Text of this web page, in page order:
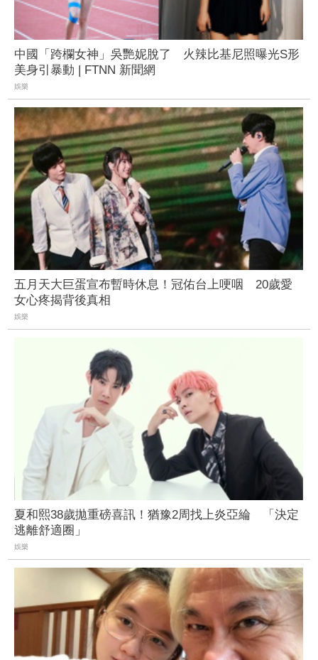
中國「跨欄女神」吳艷妮脫了 火辣比基尼照曝光S形
美身引暴動 | FTNN 新聞網
娛樂
五月天大巨蛋宣布暫時休息！冠佑台上哽咽 20歲愛
女心疼揭背後真相
娛樂
夏和熙38歲拋重磅喜訊！猶豫2周找上炎亞綸 「決定
逃離舒適圈」
娛樂